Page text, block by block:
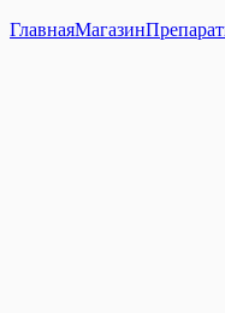
ГлавнаяМагазин